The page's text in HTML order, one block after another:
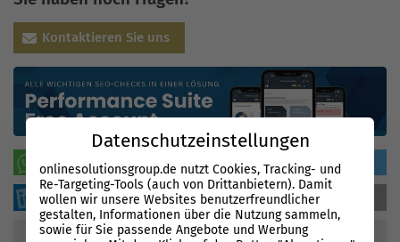
Kontaktieren Sie uns
WhatsApp teilen tweeten
sharen sharen mailen
Datenschutzeinstellungen
onlinesolutionsgroup.de nutzt Cookies, Tracking- und
Re-Targeting-Tools (auch von Drittanbietern). Damit
wollen wir unsere Websites benutzerfreundlicher
gestalten, Informationen über die Nutzung sammeln,
sowie für Sie passende Angebote und Werbung